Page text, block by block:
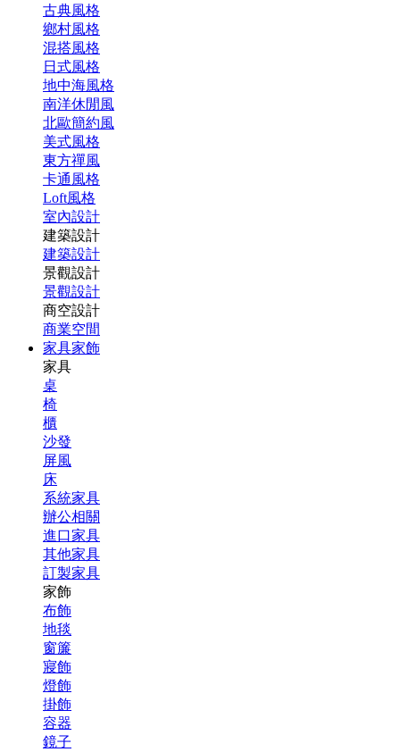
古典風格
鄉村風格
混搭風格
日式風格
地中海風格
南洋休閒風
北歐簡約風
美式風格
東方禪風
卡通風格
Loft風格
室內設計
建築設計
建築設計
景觀設計
景觀設計
商空設計
商業空間
家具家飾
家具
桌
椅
櫃
沙發
屏風
床
系統家具
辦公相關
進口家具
其他家具
訂製家具
家飾
布飾
地毯
窗簾
寢飾
燈飾
掛飾
容器
鏡子